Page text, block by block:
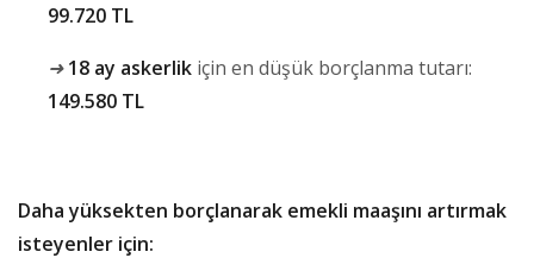
99.720 TL
➜18 ay askerlik için en düşük borçlanma tutarı:
149.580 TL
Daha yüksekten borçlanarak emekli maaşını artırmak
isteyenler için: